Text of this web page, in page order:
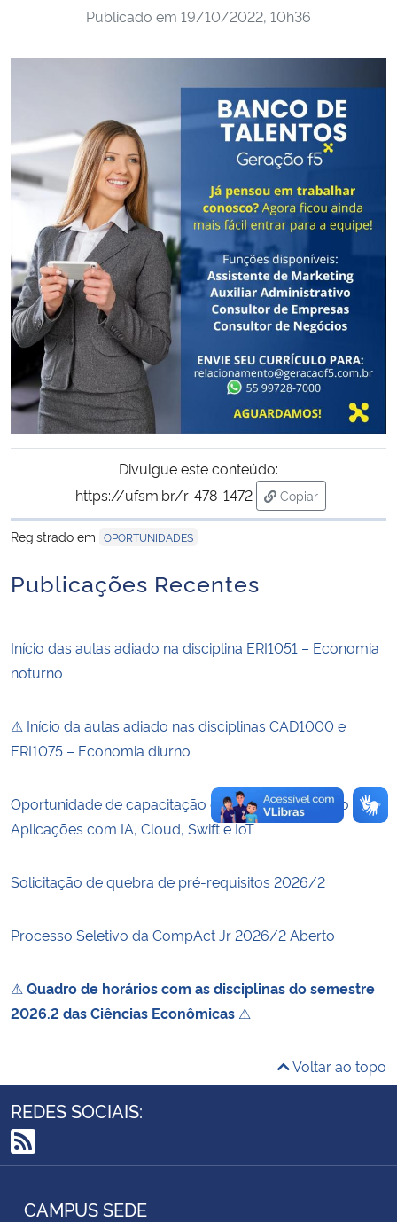
Ministério da Cidadania
Ministério da Saúde
Ministério da Ciência, Tecnologia, Inovações e Comunicações
Ministério do Meio Ambiente
Ministério do Turismo
Ministério do Desenvolvimento Regional
Controladoria-Geral da União
Ministério da Mulher, da Família e dos Direitos Humanos
Secretaria-Geral
Gabinete de Segurança Institucional
Advocacia-Geral da União
Planalto
Publicado em 19/10/2022, 10h36
Divulgue este conteúdo:
https://ufsm.br/r-478-1472
Copiar
para área de
Registrado em OPORTUNIDADES
Publicações Recentes
Início das aulas adiado na disciplina ERI1051 – Economia
noturno
⚠ Início da aulas adiado nas disciplinas CAD1000 e
ERI1075 – Economia diurno
Oportunidade de capacitação em Desenvolvimento de
Aplicações com IA, Cloud, Swift e IoT
Solicitação de quebra de pré-requisitos 2026/2
Processo Seletivo da CompAct Jr 2026/2 Aberto
⚠ Quadro de horários com as disciplinas do semestre
2026.2 das Ciências Econômicas ⚠
Voltar ao topo
REDES SOCIAIS:
RSS
CAMPUS SEDE